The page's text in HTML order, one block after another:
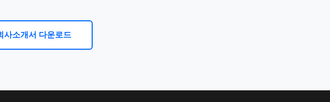
사소개서 다운로드